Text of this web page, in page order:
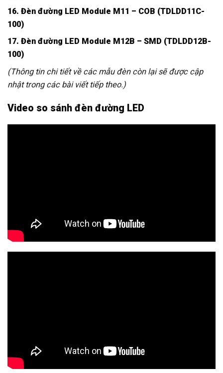
16. Đèn đường LED Module M11 – COB (TDLDD11C-
100)
17. Đèn đường LED Module M12B – SMD (TDLDD12B-
100)
(Thông tin chi tiết về các mẫu đèn còn lại sẽ được cập
nhật trong các bài viết tiếp theo.)
Video so sánh đèn đường LED